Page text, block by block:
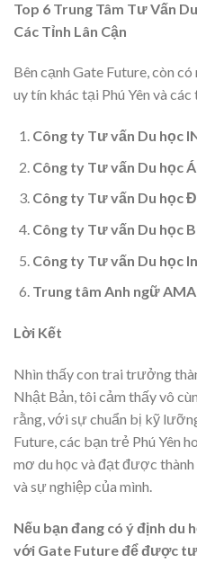
Top 6 Trung Tâm Tư Vấn
Các Tỉnh Lân Cận
Bên cạnh Gate Future, còn
uy tín khác tại Phú Yên và
Công ty Tư vấn Du học
Công ty Tư vấn Du học
Công ty Tư vấn Du học
Công ty Tư vấn Du học
Công ty Tư vấn Du học
Trung tâm Anh ngữ AMA
Lời Kết
Nhìn thấy con trai trưởng
Nhật Bản, tôi cảm thấy vô
rằng, với sự chuẩn bị kỹ
Future, các bạn trẻ Phú Yên
mơ du học và đạt được
và sự nghiệp của mình.
Nếu bạn đang có ý định du
với Gate Future để được